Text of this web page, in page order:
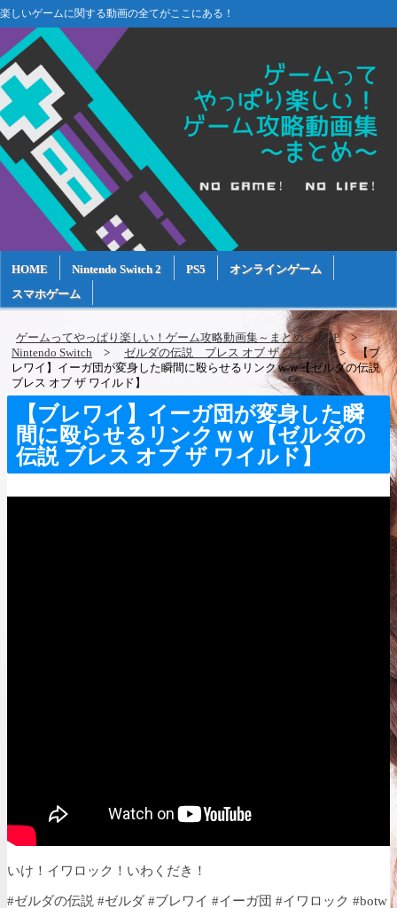
楽しいゲームに関する動画の全てがここにある！
HOME Nintendo Switch 2 PS5
オンラインゲーム
スマホゲーム
ゲームってやっぱり楽しい！ゲーム攻略動画集～まとめ～ TOP
Nintendo Switch
ゼルダの伝説 ブレス オブ ザ ワイルド
【ブ
レワイ】イーガ団が変身した瞬間に殴らせるリンクｗｗ【ゼルダの伝説
ブレス オブ ザ ワイルド】
【ブレワイ】イーガ団が変身した瞬
間に殴らせるリンクｗｗ【ゼルダの
伝説 ブレス オブ ザ ワイルド】
いけ！イワロック！いわくだき！
#ゼルダの伝説 #ゼルダ #ブレワイ #イーガ団 #イワロック #botw